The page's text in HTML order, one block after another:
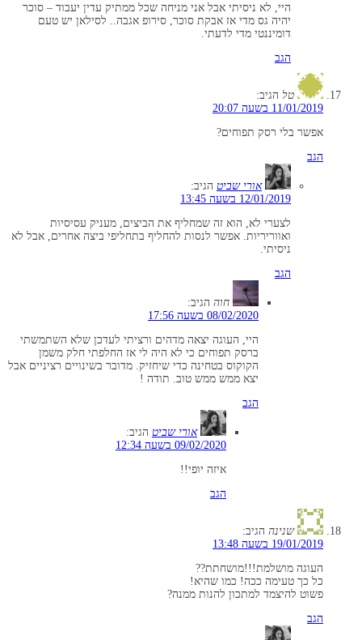
היי, לא ניסיתי אבל אני מניחה שכל ממתיק עדין יעבוד – סוכר
יהיה גס מדי אז אבקת סוכר, סירופ אגבה.. לסילאן יש טעם
דומיננטי מדי לדעתי.
הגב
טל הגיב:
11/01/2019 בשעה 20:07
אפשר בלי רסק תפוחים?
הגב
אורי שביט הגיב:
12/01/2019 בשעה 13:45
לצערי לא, הוא זה שמחליף את הביצים, מעניק עסיסיות
ואווריריות. אפשר לנסות להחליף בתחליפי ביצה אחרים, אבל לא
ניסיתי.
הגב
חוה הגיב:
08/02/2020 בשעה 17:56
היי, העוגה יצאה מדהים ורציתי לעדכן שלא השתמשתי
ברסק תפוחים כי לא היה לי אז החלפתי חלק משמן
הקוקוס בטחינה כדי שיחזיק. מדובר בשינויים רציניים אבל
יצא ממש ממש טוב. תודה !
הגב
אורי שביט הגיב:
09/02/2020 בשעה 12:34
איזה יופי!!
הגב
שנינה הגיב:
19/01/2019 בשעה 13:48
העוגה מושלמת!!!מושחתת??
כל כך טעימה ככה! כמו שהיא!
פשוט להיצמד למתכון להנות ממנה?
הגב